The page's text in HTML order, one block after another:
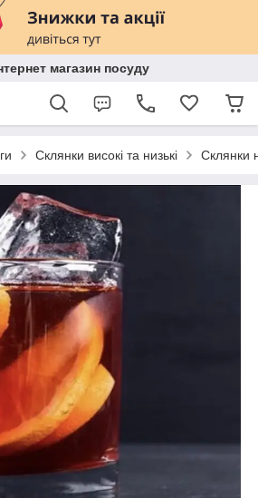
магазин посуду
Склянки високі та низькі Склянки